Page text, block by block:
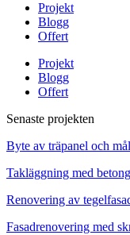
Projekt
Blogg
Offert
Projekt
Blogg
Offert
Senaste projekten
Byte av träpanel och
Takläggning med
Renovering av
Fasadrenovering med